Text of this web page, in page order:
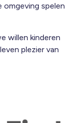
spelen
willen kinderen
plezier van